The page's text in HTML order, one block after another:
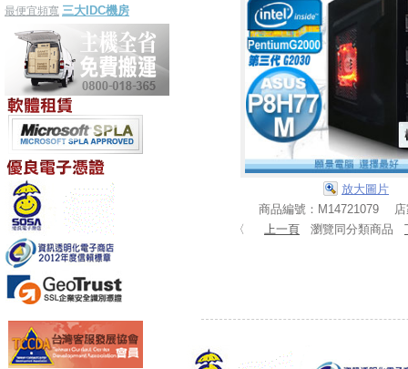
最便宜頻寬 三大IDC機房
放大圖片
商品編號：M14721079 店
〈
上一頁 瀏覽同分類商品